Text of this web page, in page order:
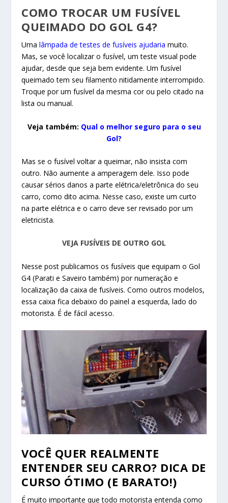
COMO TROCAR UM FUSÍVEL
QUEIMADO DO GOL G4?
Uma lâmpada de testes de fusíveis ajudaria muito.
Mas, se você localizar o fusível, um teste visual pode
ajudar, desde que seja bem evidente. Um fusível
queimado tem seu filamento nitidamente interrompido.
Troque por um fusível da mesma cor ou pelo citado na
lista ou manual.
Veja também: Qual o melhor seguro para o seu
Gol?
Mas se o fusível voltar a queimar, não insista com
outro. Não aumente a amperagem dele. Isso pode
causar sérios danos a parte elétrica/eletrônica do seu
carro, como dito acima. Nesse caso, existe um curto
na parte elétrica e o carro deve ser revisado por um
eletricista.
VEJA FUSÍVEIS DE OUTRO GOL
Nesse post publicamos os fusíveis que equipam o Gol
G4 (Parati e Saveiro também) por numeração e
localização da caixa de fusíveis. Como outros modelos,
essa caixa fica debaixo do painel a esquerda, lado do
motorista. É de fácil acesso.
VOCÊ QUER REALMENTE
ENTENDER SEU CARRO? DICA DE
CURSO ÓTIMO (E BARATO!)
É muito importante que todo motorista entenda como